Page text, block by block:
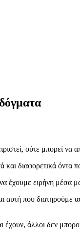
ούτε μπορεί να
και διαφορετικά όντα
έχουμε ειρήνη μέσα
αυτή που διατηρούμε
άλλοι δεν